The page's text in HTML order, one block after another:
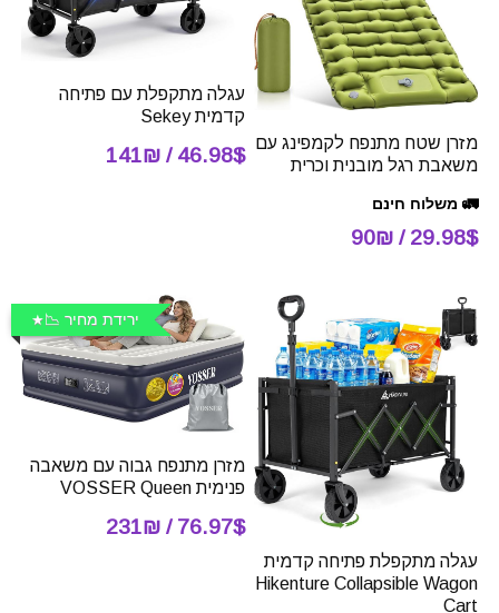
מזרן שטח מתנפח לקמפינג עם
משאבת רגל מובנית וכרית
🚛 משלוח חינם
29.98$ / 90₪
עגלה מתקפלת עם פתיחה
קדמית Sekey
46.98$ / 141₪
עגלה מתקפלת פתיחה קדמית
Hikenture Collapsible Wagon
Cart
ירידת מחיר 📉
מזרן מתנפח גבוה עם משאבה
פנימית VOSSER Queen
76.97$ / 231₪